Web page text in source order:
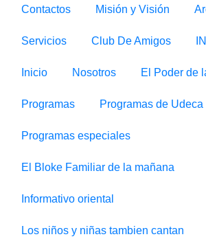
Contactos Misión y Visión
Servicios Club De Amigos
Inicio Nosotros El Poder de
Programas Programas de Udeca
Programas especiales
El Bloke Familiar de la mañana
Informativo oriental
Los niños y niñas tambien cantan